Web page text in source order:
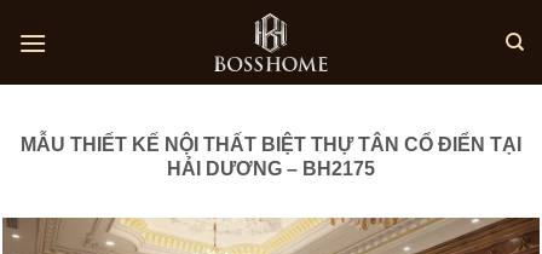
MẪU THIẾT KẾ NỘI THẤT BIỆT THỰ TÂN CỔ ĐIỂN TẠI
HẢI DƯƠNG – BH2175